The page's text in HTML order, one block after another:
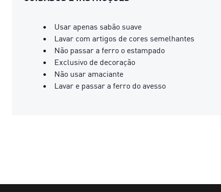
Usar apenas sabão suave
Lavar com artigos de cores semelhantes
Não passar a ferro o estampado
Exclusivo de decoração
Não usar amaciante
Lavar e passar a ferro do avesso